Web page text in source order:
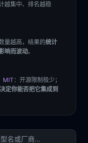
越集中、排名越稳
量越高，结果的统计
响而波动。
MIT ：开源限制极少；
定你能否把它集成到